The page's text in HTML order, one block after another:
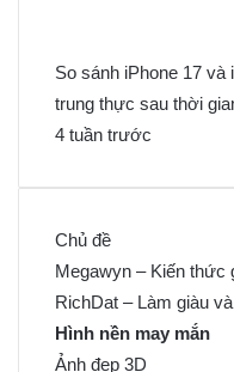
So sánh iPhone 17
trung thực sau thời
4 tuần trước
Chủ đề
Megawyn – Kiến thức
RichDat – Làm giàu
Hình nền may mắn
Ảnh đẹp 3D